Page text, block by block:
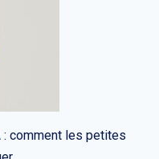
: comment les petites